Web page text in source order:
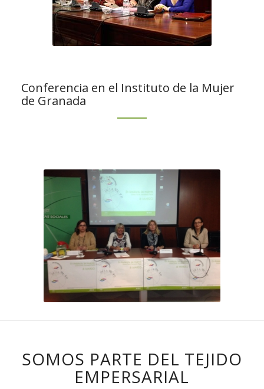
Conferencia en el Instituto de la Mujer
de Granada
SOMOS PARTE DEL TEJIDO
EMPERSARIAL